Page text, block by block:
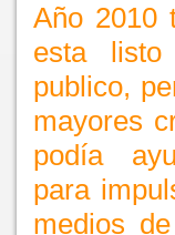
Año 2010
esta listo
publico,
mayores
podía
para
medios